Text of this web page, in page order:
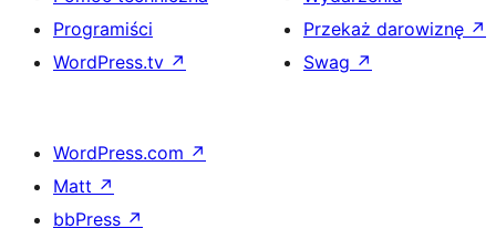
Programiści
WordPress.tv ↗
Przekaż darowiznę ↗
Swag ↗
WordPress.com ↗
Matt ↗
bbPress ↗